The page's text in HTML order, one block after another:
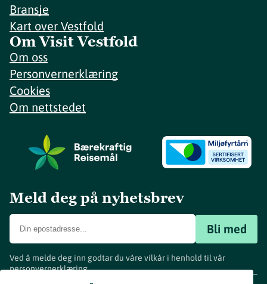
Bransje
Kart over Vestfold
Om Visit Vestfold
Om oss
Personvernerklæring
Cookies
Om nettstedet
Meld deg på nyhetsbrev
Bli med
Ved å melde deg inn godtar du våre vilkår i henhold til vår
personvernerklæring.